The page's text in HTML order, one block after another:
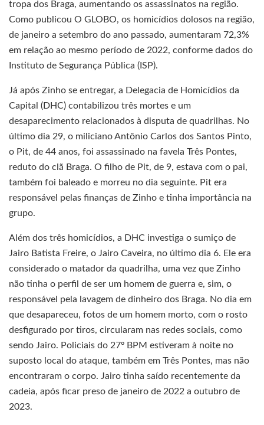
tropa dos Braga, aumentando os assassinatos na região.
Como publicou O GLOBO, os homicídios dolosos na região,
de janeiro a setembro do ano passado, aumentaram 72,3%
em relação ao mesmo período de 2022, conforme dados do
Instituto de Segurança Pública (ISP).
Já após Zinho se entregar, a Delegacia de Homicídios da
Capital (DHC) contabilizou três mortes e um
desaparecimento relacionados à disputa de quadrilhas. No
último dia 29, o miliciano Antônio Carlos dos Santos Pinto,
o Pit, de 44 anos, foi assassinado na favela Três Pontes,
reduto do clã Braga. O filho de Pit, de 9, estava com o pai,
também foi baleado e morreu no dia seguinte. Pit era
responsável pelas finanças de Zinho e tinha importância na
grupo.
Além dos três homicídios, a DHC investiga o sumiço de
Jairo Batista Freire, o Jairo Caveira, no último dia 6. Ele era
considerado o matador da quadrilha, uma vez que Zinho
não tinha o perfil de ser um homem de guerra e, sim, o
responsável pela lavagem de dinheiro dos Braga. No dia em
que desapareceu, fotos de um homem morto, com o rosto
desfigurado por tiros, circularam nas redes sociais, como
sendo Jairo. Policiais do 27º BPM estiveram à noite no
suposto local do ataque, também em Três Pontes, mas não
encontraram o corpo. Jairo tinha saído recentemente da
cadeia, após ficar preso de janeiro de 2022 a outubro de
2023.